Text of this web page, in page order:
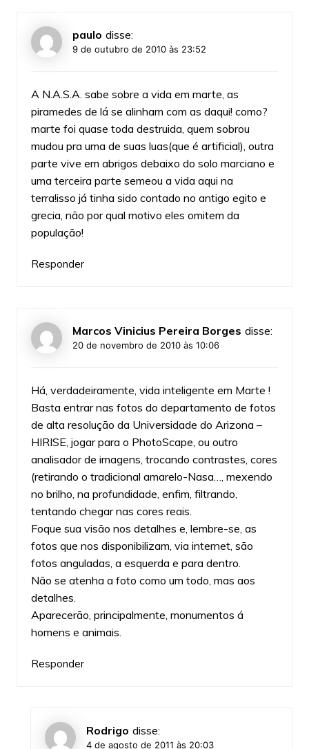
paulo disse:
9 de outubro de 2010 às 23:52
A N.A.S.A. sabe sobre a vida em marte, as
piramedes de lá se alinham com as daqui! como?
marte foi quase toda destruida, quem sobrou
mudou pra uma de suas luas(que é artificial), outra
parte vive em abrigos debaixo do solo marciano e
uma terceira parte semeou a vida aqui na
terra!isso já tinha sido contado no antigo egito e
grecia, não por qual motivo eles omitem da
população!
Responder
Marcos Vinicius Pereira Borges disse:
20 de novembro de 2010 às 10:06
Há, verdadeiramente, vida inteligente em Marte !
Basta entrar nas fotos do departamento de fotos
de alta resolução da Universidade do Arizona –
HIRISE, jogar para o PhotoScape, ou outro
analisador de imagens, trocando contrastes, cores
(retirando o tradicional amarelo-Nasa…, mexendo
no brilho, na profundidade, enfim, filtrando,
tentando chegar nas cores reais.
Foque sua visão nos detalhes e, lembre-se, as
fotos que nos disponibilizam, via internet, são
fotos anguladas, a esquerda e para dentro.
Não se atenha a foto como um todo, mas aos
detalhes.
Aparecerão, principalmente, monumentos á
homens e animais.
Responder
Rodrigo disse:
4 de agosto de 2011 às 20:03